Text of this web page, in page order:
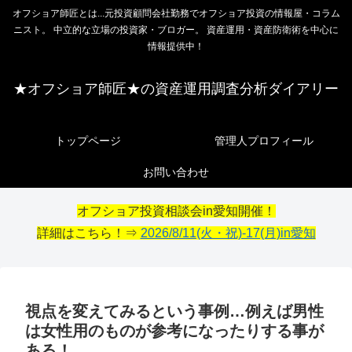
オフショア師匠とは...元投資顧問会社勤務でオフショア投資の情報屋・コラム
ニスト。 中立的な立場の投資家・ブロガー。 資産運用・資産防衛術を中心に
情報提供中！
★オフショア師匠★の資産運用調査分析ダイアリー
トップページ 管理人プロフィール
お問い合わせ
オフショア投資相談会in愛知開催！
詳細はこちら！⇒ 2026/8/11(火・祝)-17(月)in愛知
視点を変えてみるという事例…例えば男性
は女性用のものが参考になったりする事が